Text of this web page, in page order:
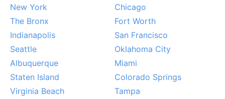
New York
Chicago
The Bronx
Fort Worth
Indianapolis
San Francisco
Seattle
Oklahoma City
Albuquerque
Miami
Staten Island
Colorado Springs
Virginia Beach
Tampa